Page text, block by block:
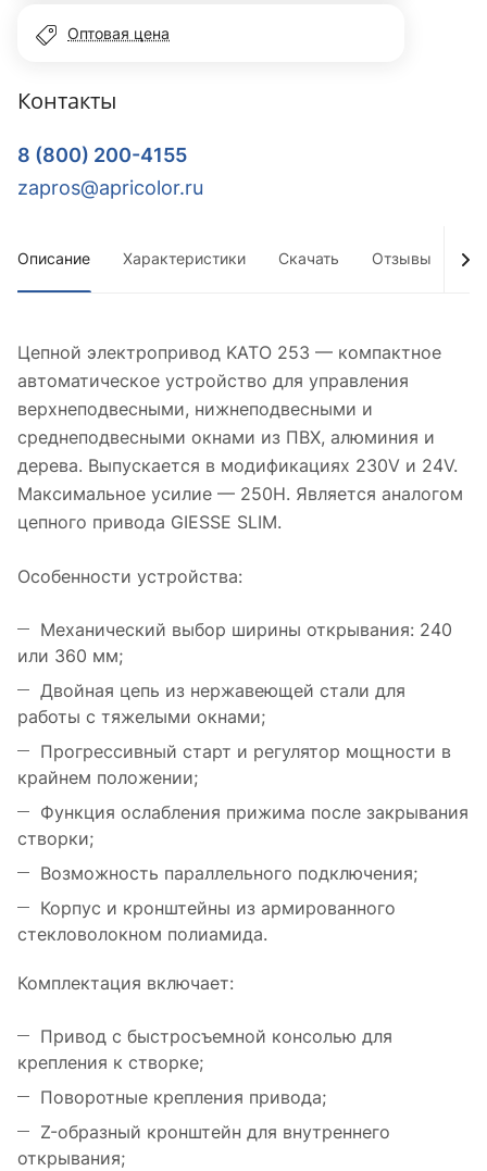
Оптовая цена
Контакты
8 (800) 200-4155
zapros@apricolor.ru
Описание Характеристики Скачать Отзывы
Цепной электропривод KATO 253 — компактное
автоматическое устройство для управления
верхнеподвесными, нижнеподвесными и
среднеподвесными окнами из ПВХ, алюминия и
дерева. Выпускается в модификациях 230V и 24V.
Максимальное усилие — 250Н. Является аналогом
цепного привода GIESSE SLIM.
Особенности устройства:
Механический выбор ширины открывания: 240
или 360 мм;
Двойная цепь из нержавеющей стали для
работы с тяжелыми окнами;
Прогрессивный старт и регулятор мощности в
крайнем положении;
Функция ослабления прижима после закрывания
створки;
Возможность параллельного подключения;
Корпус и кронштейны из армированного
стекловолокном полиамида.
Комплектация включает:
Привод с быстросъемной консолью для
крепления к створке;
Поворотные крепления привода;
Z-образный кронштейн для внутреннего
открывания;